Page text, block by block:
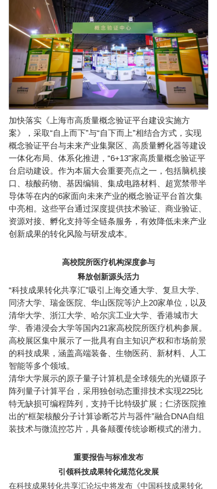
加快落实《上海市高质量概念验证平台建设实施方
案》，采取“自上而下”与“自下而上”相结合方式，实现
概念验证平台与未来产业集聚区、高质量孵化器等建设
一体化布局、体系化推进，“6+13”家高质量概念验证平
台启动建设。作为本届大会重要亮点之一，包括脑机接
口、核酸药物、基因编辑、集成电路材料、超宽禁带半
导体等在内的6家面向未来产业的概念验证平台首次集
中亮相。这些平台通过深度提供技术验证、商业验证、
资源对接、孵化支持等全链条服务，有效降低未来产业
创新成果的转化风险与研发成本。
高校院所医疗机构深度参与
释放创新源头活力
“科技成果转化共享汇”吸引上海交通大学、复旦大学、
同济大学、瑞金医院、华山医院等沪上20家单位，以及
清华大学、浙江大学、哈尔滨工业大学、香港城市大
学、香港浸会大学等国内21家高校院所医疗机构参展。
高校展区集中展示了一批具有自主知识产权和市场前景
的科技成果，涵盖高端装备、生物医药、新材料、人工
智能等多个领域。
清华大学展示的原子量子计算机是全球领先的光镊原子
阵列量子计算平台，采用独创动态重排技术实现225比
特无缺损可编程阵列，支持千比特级扩展；仁济医院推
出的“框架核酸分子计算诊断芯片与器件”融合DNA自组
装技术与微流控芯片，具备颠覆传统诊断模式的潜力。
重要报告与标准发布
引领科技成果转化规范化发展
在科技成果转化共享汇论坛中将发布《中国科技成果转化